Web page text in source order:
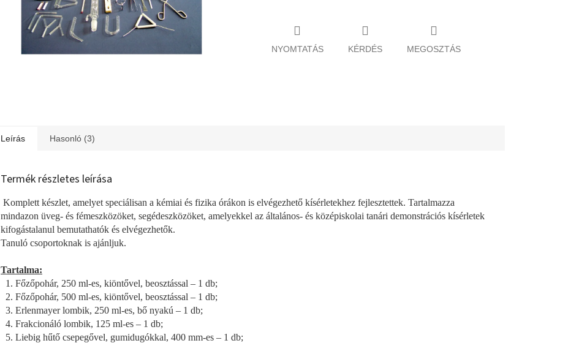
NYOMTATÁS KÉRDÉS MEGOSZTÁS
Leírás Hasonló (3)
Termék részletes leírása
Komplett készlet, amelyet speciálisan a kémiai és fizika órákon is elvégezhető kísérletekhez fejlesztettek. Tartalmazza
mindazon üveg- és fémeszközöket, segédeszközöket, amelyekkel az általános- és középiskolai tanári demonstrációs kísérletek
kifogástalanul bemutathatók és elvégezhetők.
Tanuló csoportoknak is ajánljuk.
Tartalma:
1. Főzőpohár, 250 ml-es, kiöntővel, beosztással – 1 db;
2. Főzőpohár, 500 ml-es, kiöntővel, beosztással – 1 db;
3. Erlenmayer lombik, 250 ml-es, bő nyakú – 1 db;
4. Frakcionáló lombik, 125 ml-es – 1 db;
5. Liebig hűtő csepegővel, gumidugókkal, 400 mm-es – 1 db;